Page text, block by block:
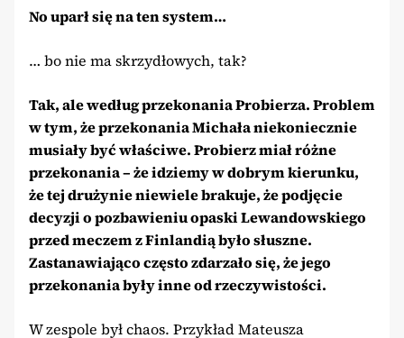
No uparł się na ten system…
… bo nie ma skrzydłowych, tak?
Tak, ale według przekonania Probierza. Problem
w tym, że przekonania Michała niekoniecznie
musiały być właściwe. Probierz miał różne
przekonania – że idziemy w dobrym kierunku,
że tej drużynie niewiele brakuje, że podjęcie
decyzji o pozbawieniu opaski Lewandowskiego
przed meczem z Finlandią było słuszne.
Zastanawiająco często zdarzało się, że jego
przekonania były inne od rzeczywistości.
W zespole był chaos. Przykład Mateusza